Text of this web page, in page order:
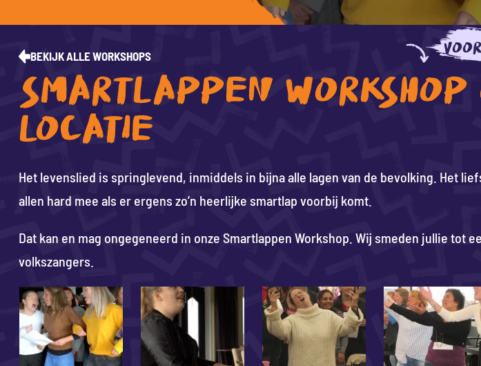
BEKIJK ALLE WORKSHOPS
SMARTLAPPEN WORKSHOP
LOCATIE
Het levenslied is springlevend, inmiddels in bijna alle lagen van de bevolking. Het
allen hard mee als er ergens zo’n heerlijke smartlap voorbij komt.
Dat kan en mag ongegeneerd in onze Smartlappen Workshop. Wij smeden jullie tot
volkszangers.